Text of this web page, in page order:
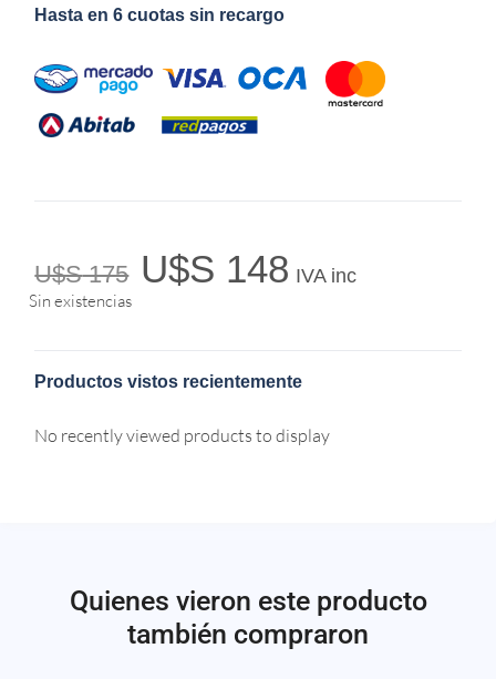
Hasta en 6 cuotas sin recargo
U$S175 U$S 148 IVA inc
Sin existencias
Productos vistos recientemente
No recently viewed products to display
Quienes vieron este producto
también compraron